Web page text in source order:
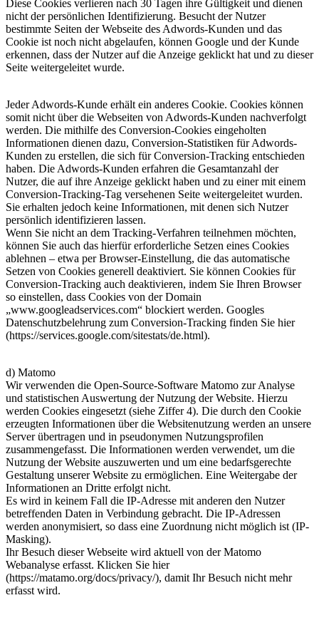
Diese Cookies verlieren nach 30 Tagen ihre Gültigkeit und dienen
nicht der persönlichen Identifizierung. Besucht der Nutzer
bestimmte Seiten der Webseite des Adwords-Kunden und das
Cookie ist noch nicht abgelaufen, können Google und der Kunde
erkennen, dass der Nutzer auf die Anzeige geklickt hat und zu dieser
Seite weitergeleitet wurde.
Jeder Adwords-Kunde erhält ein anderes Cookie. Cookies können
somit nicht über die Webseiten von Adwords-Kunden nachverfolgt
werden. Die mithilfe des Conversion-Cookies eingeholten
Informationen dienen dazu, Conversion-Statistiken für Adwords-
Kunden zu erstellen, die sich für Conversion-Tracking entschieden
haben. Die Adwords-Kunden erfahren die Gesamtanzahl der
Nutzer, die auf ihre Anzeige geklickt haben und zu einer mit einem
Conversion-Tracking-Tag versehenen Seite weitergeleitet wurden.
Sie erhalten jedoch keine Informationen, mit denen sich Nutzer
persönlich identifizieren lassen.
Wenn Sie nicht an dem Tracking-Verfahren teilnehmen möchten,
können Sie auch das hierfür erforderliche Setzen eines Cookies
ablehnen – etwa per Browser-Einstellung, die das automatische
Setzen von Cookies generell deaktiviert. Sie können Cookies für
Conversion-Tracking auch deaktivieren, indem Sie Ihren Browser
so einstellen, dass Cookies von der Domain
„www.googleadservices.com“ blockiert werden. Googles
Datenschutzbelehrung zum Conversion-Tracking finden Sie hier
(https://services.google.com/sitestats/de.html).
d) Matomo
Wir verwenden die Open-Source-Software Matomo zur Analyse
und statistischen Auswertung der Nutzung der Website. Hierzu
werden Cookies eingesetzt (siehe Ziffer 4). Die durch den Cookie
erzeugten Informationen über die Websitenutzung werden an unsere
Server übertragen und in pseudonymen Nutzungsprofilen
zusammengefasst. Die Informationen werden verwendet, um die
Nutzung der Website auszuwerten und um eine bedarfsgerechte
Gestaltung unserer Website zu ermöglichen. Eine Weitergabe der
Informationen an Dritte erfolgt nicht.
Es wird in keinem Fall die IP-Adresse mit anderen den Nutzer
betreffenden Daten in Verbindung gebracht. Die IP-Adressen
werden anonymisiert, so dass eine Zuordnung nicht möglich ist (IP-
Masking).
Ihr Besuch dieser Webseite wird aktuell von der Matomo
Webanalyse erfasst. Klicken Sie hier
(https://matamo.org/docs/privacy/), damit Ihr Besuch nicht mehr
erfasst wird.